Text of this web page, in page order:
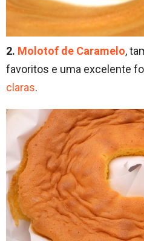
2. Molotof de Caramelo,
favoritos e uma excelente
claras.